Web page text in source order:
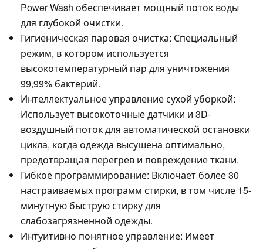
Power Wash обеспечивает мощный поток воды
для глубокой очистки.
Гигиеническая паровая очистка: Специальный
режим, в котором используется
высокотемпературный пар для уничтожения
99,99% бактерий.
Интеллектуальное управление сухой уборкой:
Использует высокоточные датчики и 3D-
воздушный поток для автоматической остановки
цикла, когда одежда высушена оптимально,
предотвращая перегрев и повреждение ткани.
Гибкое программирование: Включает более 30
настраиваемых программ стирки, в том числе 15-
минутную быструю стирку для
слабозагрязненной одежды.
Интуитивно понятное управление: Имеет